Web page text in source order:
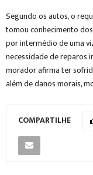
Segundo os autos, o
tomou conhecimento
por intermédio de uma
necessidade de reparos
morador afirma ter
além de danos morais,
COMPARTILHE